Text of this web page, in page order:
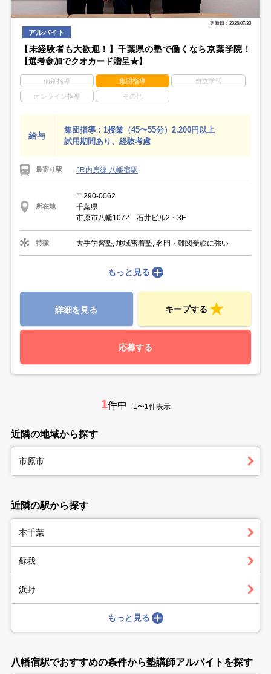
更新日：2026/07/30
アルバイト
【未経験者も大歓迎！】千葉県の塾で働くなら京葉学院！
【選考参加でクオカード贈呈★】
個別指導 集団指導 自立学習
オンライン指導 その他
給与
集団指導：1授業（45〜55分）2,200円以上
試用期間あり、経験考慮
最寄り駅 JR内房線 八幡宿駅
所在地
〒290-0062
千葉県
市原市八幡1072 石井ビル2・3F
特徴 大手学習塾, 地域密着塾, 名門・難関受験に強い
もっと見る
詳細を見る キープする
応募する
1件中 1〜1件表示
近隣の地域から探す
市原市
近隣の駅から探す
本千葉
蘇我
浜野
もっと見る
八幡宿駅でおすすめの条件から塾講師アルバイトを探す